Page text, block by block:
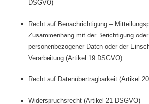
DSGVO)
Recht auf Benachrichtigung –
Zusammenhang mit der Berichtigung
personenbezogener Daten oder der
Verarbeitung (Artikel 19 DSGVO)
Recht auf Datenübertragbarkeit (Artikel
Widerspruchsrecht (Artikel 21 DSGVO)